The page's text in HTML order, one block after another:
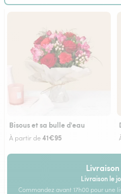
Bisous et sa bulle d'eau
À partir de41€95
Livraison le
Commandez avant 17h00 pour une